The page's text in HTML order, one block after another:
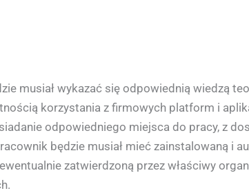
musiał wykazać się odpowiednią wiedzą
korzystania z firmowych platform i
odpowiedniego miejsca do pracy, z
będzie musiał mieć zainstalowaną i
zatwierdzoną przez właściwy